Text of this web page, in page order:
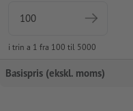
i trin a 1 fra 100 til 5000
Basispris (ekskl. moms)